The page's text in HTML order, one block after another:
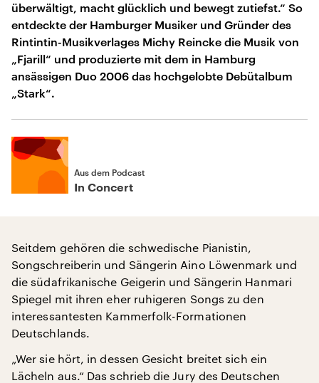
überwältigt, macht glücklich und bewegt zutiefst.“ So
entdeckte der Hamburger Musiker und Gründer des
Rintintin-Musikverlages Michy Reincke die Musik von
„Fjarill“ und produzierte mit dem in Hamburg
ansässigen Duo 2006 das hochgelobte Debütalbum
„Stark“.
Aus dem Podcast
In Concert
Seitdem gehören die schwedische Pianistin,
Songschreiberin und Sängerin Aino Löwenmark und
die südafrikanische Geigerin und Sängerin Hanmari
Spiegel mit ihren eher ruhigeren Songs zu den
interessantesten Kammerfolk-Formationen
Deutschlands.
„Wer sie hört, in dessen Gesicht breitet sich ein
Lächeln aus.“ Das schrieb die Jury des Deutschen